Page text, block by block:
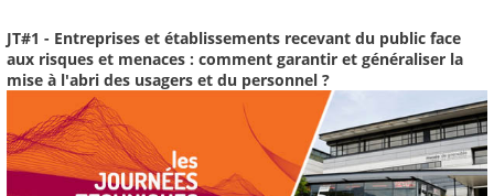
JT#1 - Entreprises et établissements recevant du public face
aux risques et menaces : comment garantir et généraliser la
mise à l'abri des usagers et du personnel ?